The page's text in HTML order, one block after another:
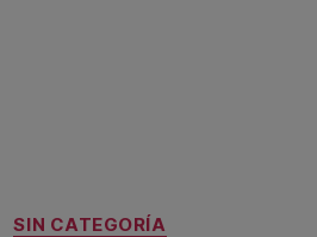
Categorías
SIN CATEGORÍA